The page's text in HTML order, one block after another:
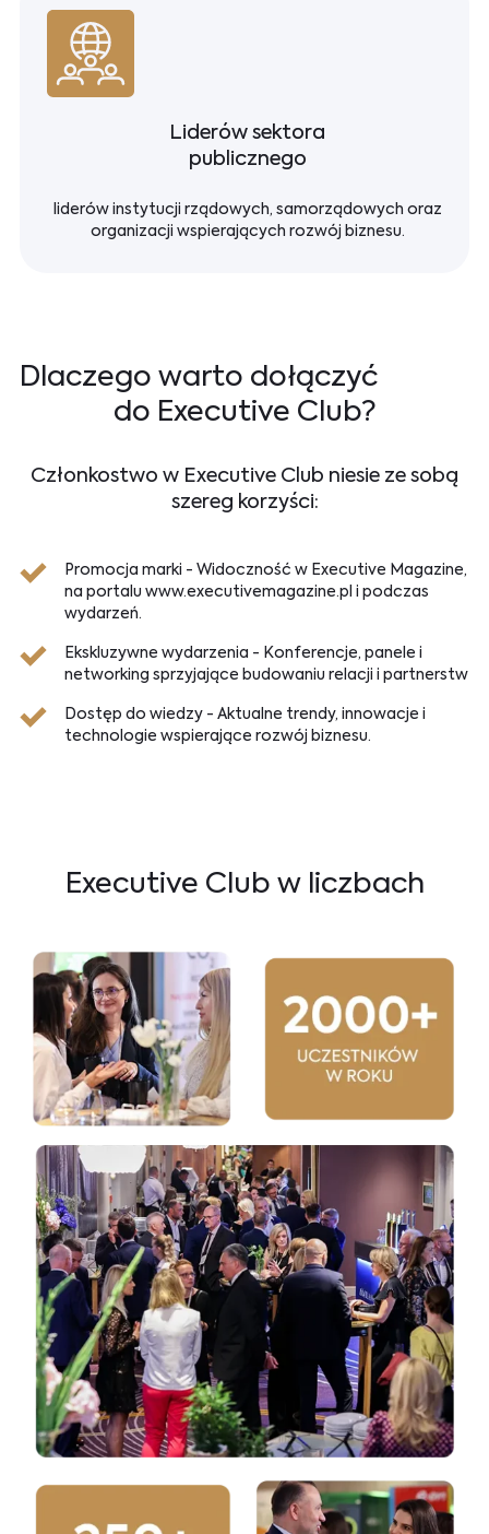
Liderów sektora
publicznego
liderów instytucji rządowych, samorządowych oraz
organizacji wspierających rozwój biznesu.
Dlaczego warto dołączyć
do Executive Club?
Członkostwo w Executive Club niesie ze sobą
szereg korzyści:
Promocja marki - Widoczność w Executive Magazine,
na portalu www.executivemagazine.pl i podczas
wydarzeń.
Ekskluzywne wydarzenia - Konferencje, panele i
networking sprzyjające budowaniu relacji i partnerstw
Dostęp do wiedzy - Aktualne trendy, innowacje i
technologie wspierające rozwój biznesu.
Executive Club w liczbach